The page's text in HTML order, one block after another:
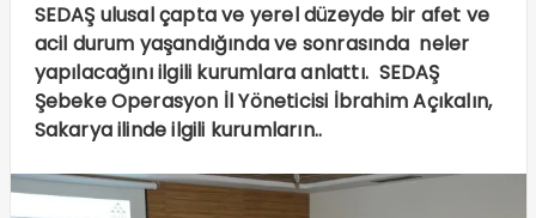
SEDAŞ ulusal çapta ve yerel düzeyde bir afet ve
acil durum yaşandığında ve sonrasında neler
yapılacağını ilgili kurumlara anlattı. SEDAŞ
Şebeke Operasyon İl Yöneticisi İbrahim Açıkalın,
Sakarya ilinde ilgili kurumların..